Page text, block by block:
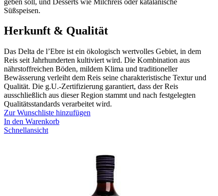
Süßspeisen.
Herkunft & Qualität
Das Delta de l’Ebre ist ein ökologisch wertvolles Gebiet, in dem
Reis seit Jahrhunderten kultiviert wird. Die Kombination aus
nährstoffreichen Böden, mildem Klima und traditioneller
Bewässerung verleiht dem Reis seine charakteristische Textur und
Qualität. Die g.U.-Zertifizierung garantiert, dass der Reis
ausschließlich aus dieser Region stammt und nach festgelegten
Qualitätsstandards verarbeitet wird.
Zur Wunschliste hinzufügen
In den Warenkorb
Schnellansicht